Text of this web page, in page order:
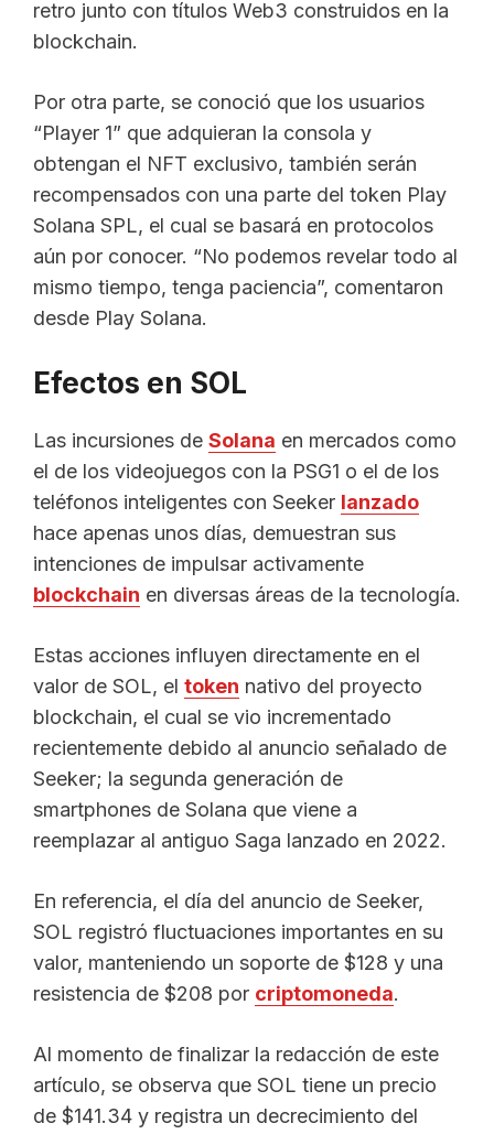
retro junto con títulos Web3 construidos en la
blockchain.
Por otra parte, se conoció que los usuarios
“Player 1” que adquieran la consola y
obtengan el NFT exclusivo, también serán
recompensados con una parte del token Play
Solana SPL, el cual se basará en protocolos
aún por conocer. “No podemos revelar todo al
mismo tiempo, tenga paciencia”, comentaron
desde Play Solana.
Efectos en SOL
Las incursiones de Solana en mercados como
el de los videojuegos con la PSG1 o el de los
teléfonos inteligentes con Seeker lanzado
hace apenas unos días, demuestran sus
intenciones de impulsar activamente
blockchain en diversas áreas de la tecnología.
Estas acciones influyen directamente en el
valor de SOL, el token nativo del proyecto
blockchain, el cual se vio incrementado
recientemente debido al anuncio señalado de
Seeker; la segunda generación de
smartphones de Solana que viene a
reemplazar al antiguo Saga lanzado en 2022.
En referencia, el día del anuncio de Seeker,
SOL registró fluctuaciones importantes en su
valor, manteniendo un soporte de $128 y una
resistencia de $208 por criptomoneda.
Al momento de finalizar la redacción de este
artículo, se observa que SOL tiene un precio
de $141.34 y registra un decrecimiento del